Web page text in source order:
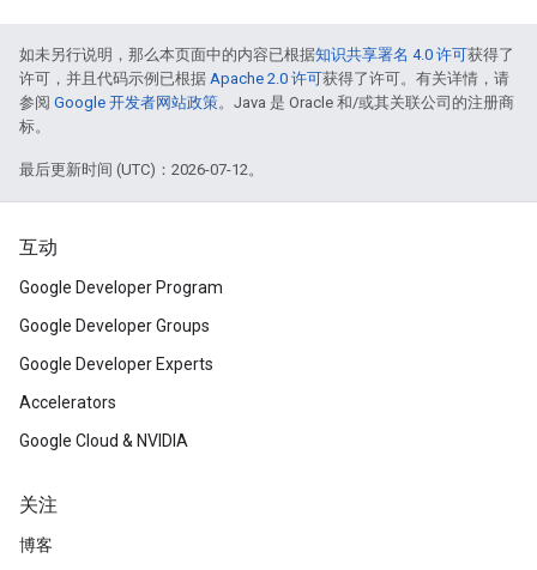
如未另行说明，那么本页面中的内容已根据知识共享署名 4.0 许可获得了
许可，并且代码示例已根据 Apache 2.0 许可获得了许可。有关详情，请
参阅 Google 开发者网站政策。Java 是 Oracle 和/或其关联公司的注册商
标。
最后更新时间 (UTC)：2026-07-12。
互动
Google Developer Program
Google Developer Groups
Google Developer Experts
Accelerators
Google Cloud & NVIDIA
关注
博客